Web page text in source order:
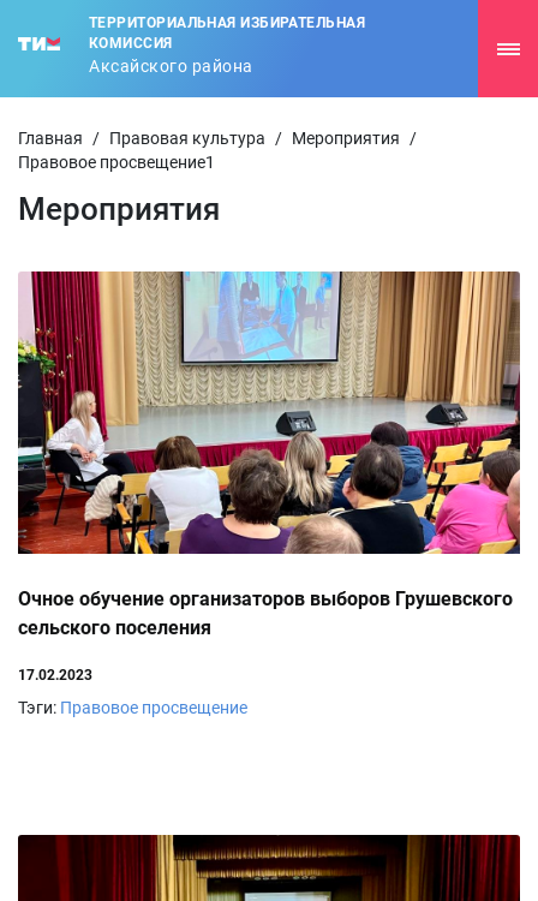
ТЕРРИТОРИАЛЬНАЯ ИЗБИРАТЕЛЬНАЯ
КОМИССИЯ
Аксайского района
Главная / Правовая культура / Мероприятия
/
Правовое просвещение1
Мероприятия
Очное обучение организаторов выборов Грушевского
сельского поселения
17.02.2023
Тэги: Правовое просвещение